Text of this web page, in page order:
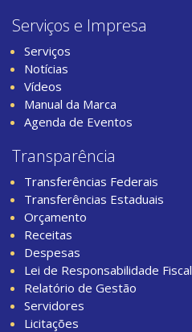
Serviços e Impresa
Serviços
Notícias
Vídeos
Manual da Marca
Agenda de Eventos
Transparência
Transferências Federais
Transferências Estaduais
Orçamento
Receitas
Despesas
Lei de Responsabilidade Fiscal
Relatório de Gestão
Servidores
Licitações